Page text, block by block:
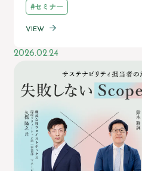
#セミナー
VIEW
2026.02.24